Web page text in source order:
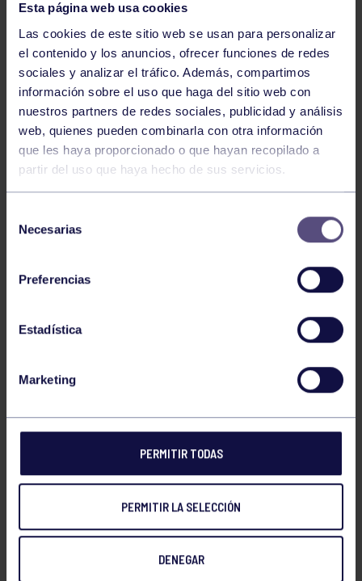
Esta página web usa cookies
Las cookies de este sitio web se usan para personalizar
el contenido y los anuncios, ofrecer funciones de redes
sociales y analizar el tráfico. Además, compartimos
información sobre el uso que haga del sitio web con
nuestros partners de redes sociales, publicidad y análisis
web, quienes pueden combinarla con otra información
que les haya proporcionado o que hayan recopilado a
partir del uso que haya hecho de sus servicios.
Necesarias
Preferencias
Estadística
Marketing
PERMITIR TODAS
PERMITIR LA SELECCIÓN
DENEGAR
Piragüismo 06 Ago 2026
CÉSAR ÁLVAREZ CONQUISTA EL MINI
SELLA